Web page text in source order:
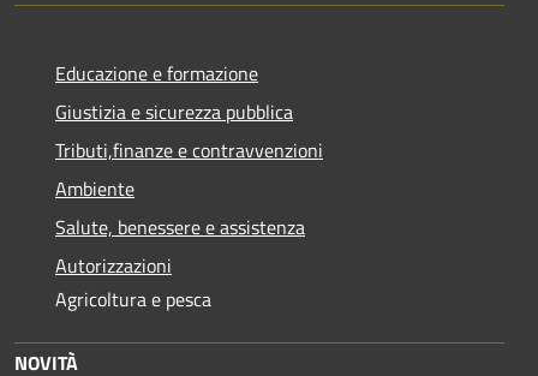
Educazione e formazione
Giustizia e sicurezza pubblica
Tributi,finanze e contravvenzioni
Ambiente
Salute, benessere e assistenza
Autorizzazioni
Agricoltura e pesca
NOVITÀ